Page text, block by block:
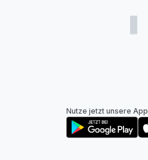
Nutze jetzt unsere App